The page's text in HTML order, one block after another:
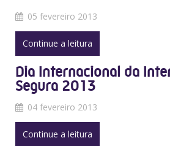
05 fevereiro 2013
Continue a leitura
Dia Internacional da
Segura 2013
04 fevereiro 2013
Continue a leitura